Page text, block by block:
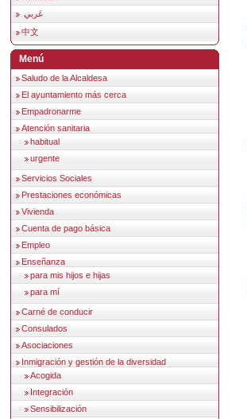
中文
Menú
Saludo de la Alcaldesa
El ayuntamiento más cerca
Empadronarme
Atención sanitaria
habitual
urgente
Servicios Sociales
Prestaciones económicas
Vivienda
Cuenta de pago básica
Empleo
Enseñanza
para mis hijos e hijas
para mí
Carné de conducir
Consulados
Asociaciones
Inmigración y gestión de la diversidad
Acogida
Integración
Sensibilización